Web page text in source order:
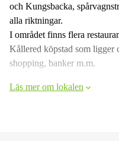
och Kungsbacka,
alla riktningar.
I området finns flera
Kållered köpstad som ligger
shopping, banker m.m.
Läs mer om lokalen